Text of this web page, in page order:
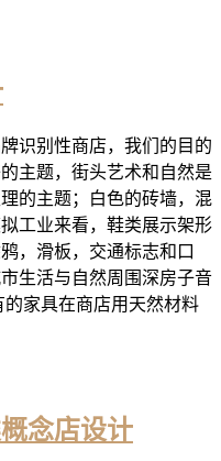
识别性商店，我们的目的
主题，街头艺术和自然是
的主题；白色的砖墙，混
工业来看，鞋类展示架形
，滑板，交通标志和口
生活与自然周围深房子音
家具在商店用天然材料
念店设计